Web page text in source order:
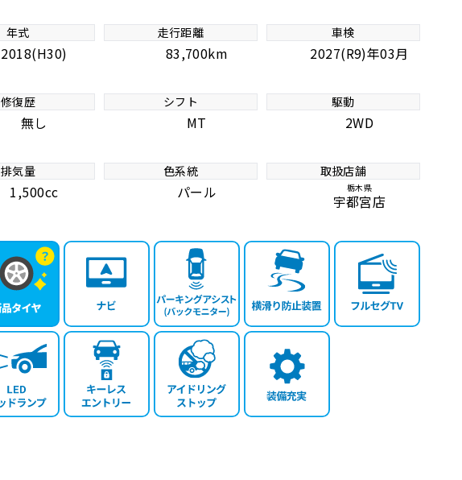
年式
2018(H30)
走行距離
83,700km
車検
2027(R9)年03月
修復歴
無し
シフト
MT
駆動
2WD
排気量
1,500cc
色系統
パール
取扱店舗
栃木県
宇都宮店